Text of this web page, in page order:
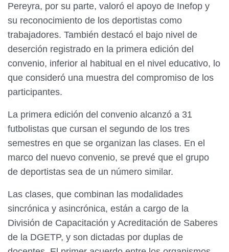
Pereyra, por su parte, valoró el apoyo de Inefop y
su reconocimiento de los deportistas como
trabajadores. También destacó el bajo nivel de
deserción registrado en la primera edición del
convenio, inferior al habitual en el nivel educativo, lo
que consideró una muestra del compromiso de los
participantes.
La primera edición del convenio alcanzó a 31
futbolistas que cursan el segundo de los tres
semestres en que se organizan las clases. En el
marco del nuevo convenio, se prevé que el grupo
de deportistas sea de un número similar.
Las clases, que combinan las modalidades
sincrónica y asincrónica, están a cargo de la
División de Capacitación y Acreditación de Saberes
de la DGETP, y son dictadas por duplas de